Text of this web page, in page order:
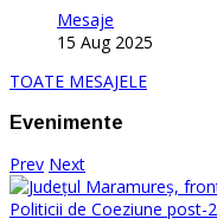
Mesaje
15 Aug 2025
TOATE MESAJELE
Evenimente
Prev Next